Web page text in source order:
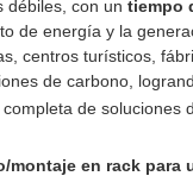
débiles, con un tiempo
de energía y la
centros turísticos,
de carbono,
montaje en rack para